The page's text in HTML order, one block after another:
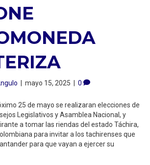
| mayo 15, 2025 | 0
25 de mayo se realizaran elecciones de
Legislativos y Asamblea Nacional, y
a tomar las riendas del estado Táchira,
para invitar a los tachirenses que
para que vayan a ejercer su